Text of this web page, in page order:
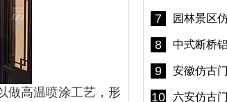
做高温喷涂工艺，形
7
8
9
10